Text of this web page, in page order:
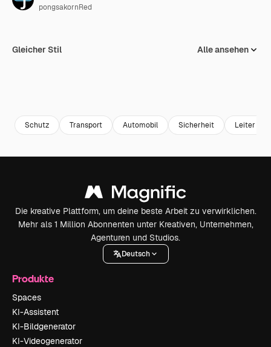
pongsakornRed
Gleicher Stil Alle ansehen
Schutz Transport Automobil Sicherheit Leiter
Die kreative Plattform, um deine beste Arbeit zu verwirklichen.
Mehr als 1 Million Abonnenten unter Kreativen, Unternehmen,
Agenturen und Studios.
Deutsch
Produkte
Spaces
KI-Assistent
KI-Bildgenerator
KI-Videogenerator